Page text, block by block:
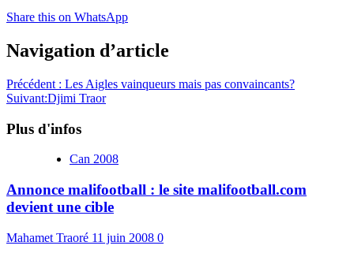
Share this on WhatsApp
Navigation d’article
Précédent : Les Aigles vainqueurs mais pas convaincants?
Suivant:Djimi Traor
Plus d'infos
Can 2008
Annonce malifootball : le site malifootball.com
devient une cible
Mahamet Traoré 11 juin 2008 0